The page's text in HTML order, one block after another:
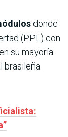
donde
(PPL) con
su mayoría
brasileña